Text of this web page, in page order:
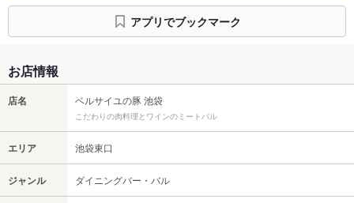
アプリでブックマーク
お店情報
店名 ベルサイユの豚 池袋
こだわりの肉料理とワインのミートバル
エリア 池袋東口
ジャンル ダイニングバー・バル